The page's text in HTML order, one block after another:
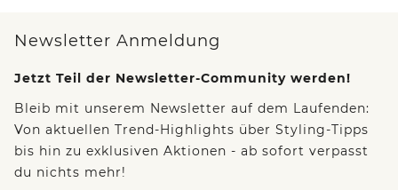
Newsletter Anmeldung
Jetzt Teil der Newsletter-Community werden!
Bleib mit unserem Newsletter auf dem Laufenden:
Von aktuellen Trend-Highlights über Styling-Tipps
bis hin zu exklusiven Aktionen - ab sofort verpasst
du nichts mehr!